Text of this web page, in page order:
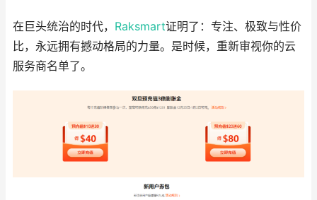
在巨头统治的时代， Raksmart证明了：专注、极致与性价
比，永远拥有撼动格局的力量。是时候，重新审视你的云
服务商名单了。